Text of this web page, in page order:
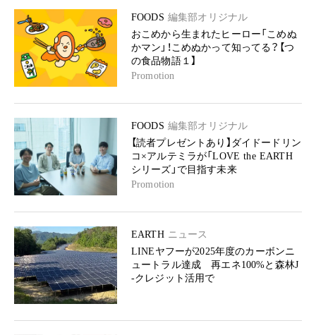
FOODS 編集部オリジナル
おこめから生まれたヒーロー「こめぬ
かマン」！こめぬかって知ってる？【つ
の食品物語１】
Promotion
FOODS 編集部オリジナル
【読者プレゼントあり】ダイドードリン
コ×アルテミラが「LOVE the EARTH
シリーズ」で目指す未来
Promotion
EARTH ニュース
LINEヤフーが2025年度のカーボンニ
ュートラル達成 再エネ100%と森林J
-クレジット活用で